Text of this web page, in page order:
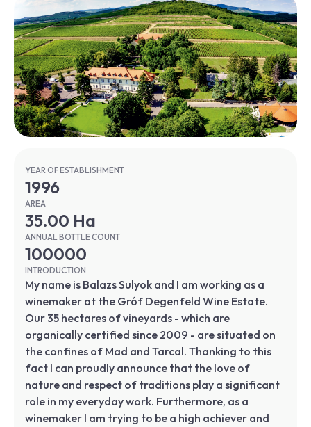
YEAR OF ESTABLISHMENT
1996
AREA
35.00 Ha
ANNUAL BOTTLE COUNT
100000
INTRODUCTION
My name is Balazs Sulyok and I am working as a
winemaker at the Gróf Degenfeld Wine Estate.
Our 35 hectares of vineyards - which are
organically certified since 2009 - are situated on
the confines of Mad and Tarcal. Thanking to this
fact I can proudly announce that the love of
nature and respect of traditions play a significant
role in my everyday work. Furthermore, as a
winemaker I am trying to be a high achiever and